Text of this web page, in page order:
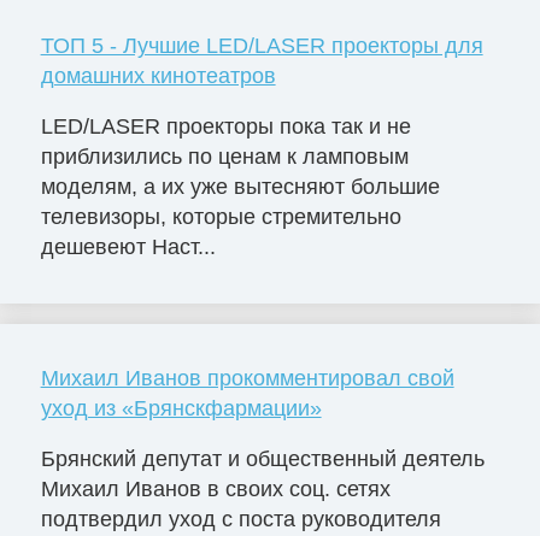
ТОП 5 - Лучшие LED/LASER проекторы для
домашних кинотеатров
LED/LASER проекторы пока так и не
приблизились по ценам к ламповым
моделям, а их уже вытесняют большие
телевизоры, которые стремительно
дешевеют Наст...
Михаил Иванов прокомментировал свой
уход из «Брянскфармации»
Брянский депутат и общественный деятель
Михаил Иванов в своих соц. сетях
подтвердил уход с поста руководителя